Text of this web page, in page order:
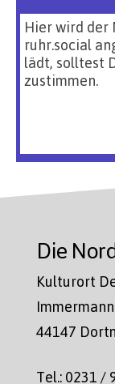
Hier wird der
ruhr.social
lädt, solltest
zustimmen.
Die
Kulturort
44147
Tel.: 0231 /